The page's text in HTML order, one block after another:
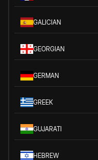
GALICIAN
GEORGIAN
GERMAN
GREEK
GUJARATI
HEBREW